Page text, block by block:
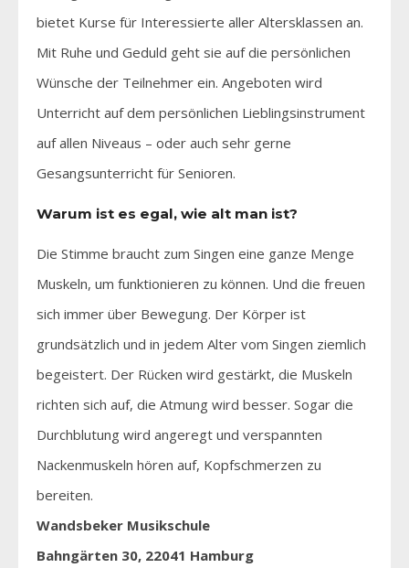
bietet Kurse für Interessierte aller Altersklassen an.
Mit Ruhe und Geduld geht sie auf die persönlichen
Wünsche der Teilnehmer ein. Angeboten wird
Unterricht auf dem persönlichen Lieblingsinstrument
auf allen Niveaus – oder auch sehr gerne
Gesangsunterricht für Senioren.
Warum ist es egal, wie alt man ist?
Die Stimme braucht zum Singen eine ganze Menge
Muskeln, um funktionieren zu können. Und die freuen
sich immer über Bewegung. Der Körper ist
grundsätzlich und in jedem Alter vom Singen ziemlich
begeistert. Der Rücken wird gestärkt, die Muskeln
richten sich auf, die Atmung wird besser. Sogar die
Durchblutung wird angeregt und verspannten
Nackenmuskeln hören auf, Kopfschmerzen zu
bereiten.
Wandsbeker Musikschule
Bahngärten 30, 22041 Hamburg